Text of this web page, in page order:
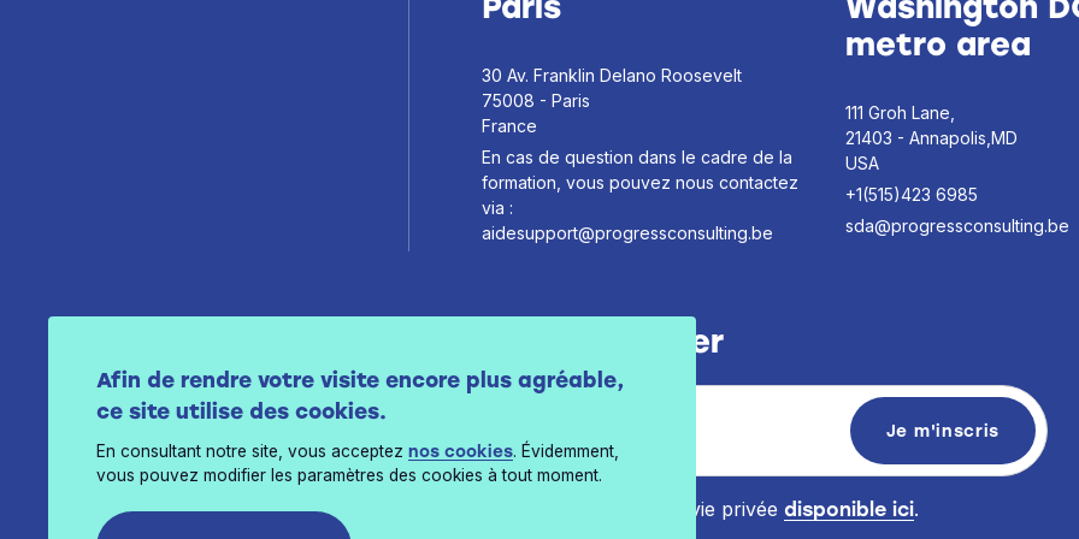
30 Av. Franklin Delano Roosevelt
75008 - Paris
France
En cas de question dans le cadre de la
formation, vous pouvez nous contactez
via :
aidesupport@progressconsulting.be
metro area
111 Groh Lane,
21403 - Annapolis,MD
USA
+1(515)423 6985
sda@progressconsulting.be
Inscription à la newsletter
J’ai pris connaissance de la politique de vie privée disponible ici.
Afin de rendre votre visite encore plus agréable,
ce site utilise des cookies.
En consultant notre site, vous acceptez nos cookies. Évidemment,
vous pouvez modifier les paramètres des cookies à tout moment.